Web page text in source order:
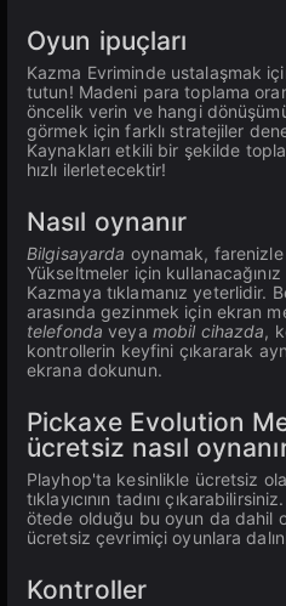
Oyun ipuçları
Kazma Evriminde ustalaşmak
tutun! Madeni para toplama
öncelik verin ve hangi
görmek için farklı stratejiler
Kaynakları etkili bir şekilde
hızlı ilerletecektir!
Nasıl oynanır
Bilgisayarda oynamak,
Yükseltmeler için
Kazmaya tıklamanız yeterlidir.
arasında gezinmek için ekran
telefonda veya mobil cihazda,
kontrollerin keyfini çıkararak
ekrana dokunun.
Pickaxe Evolution
ücretsiz nasıl
Playhop'ta kesinlikle ücretsiz
tıklayıcının tadını
ötede olduğu bu oyun da dahil
ücretsiz çevrimiçi oyunlara
Kontroller